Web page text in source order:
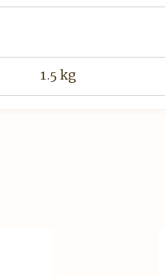
1.5 kg